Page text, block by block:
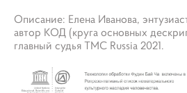
Описание: Елена Иванова,
автор КОД (круга основных
главный судья ТМС Russia 2021.